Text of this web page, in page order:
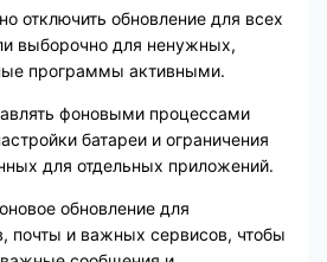
отключить обновление для всех
выборочно для ненужных,
программы активными.
фоновыми процессами
батареи и ограничения
для отдельных приложений.
обновление для
почты и важных сервисов, чтобы